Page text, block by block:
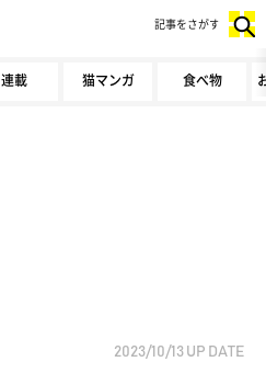
連載 猫マンガ 食べ物
記事をさがす
2023/10/13 UP DATE